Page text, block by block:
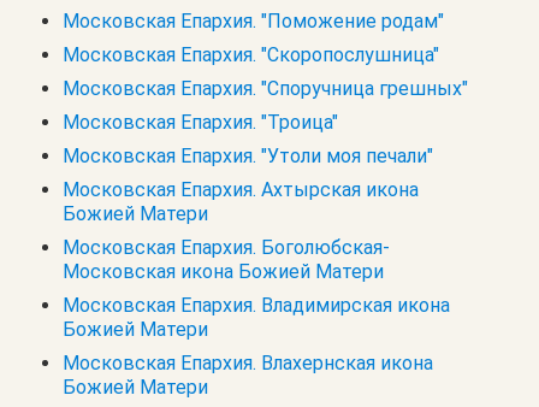
Московская Епархия. "Поможение родам"
Московская Епархия. "Скоропослушница"
Московская Епархия. "Споручница грешных"
Московская Епархия. "Троица"
Московская Епархия. "Утоли моя печали"
Московская Епархия. Ахтырская икона
Божией Матери
Московская Епархия. Боголюбская-
Московская икона Божией Матери
Московская Епархия. Владимирская икона
Божией Матери
Московская Епархия. Влахернская икона
Божией Матери